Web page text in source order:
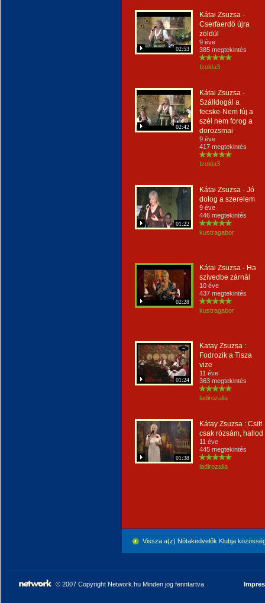
02:53
Kátai Zsuzsa -
Cserfaerdő újra
zöldül
9 éve
385 megtekintés
Izolda3
02:42
Kátai Zsuzsa -
Szálldogál a
fecske-Nem fúj a
szél nem forog a
dorozsmai
9 éve
417 megtekintés
Izolda3
01:22
Kátai Zsuzsa - Jó
dolog a szerelem
9 éve
446 megtekintés
kustragabor
02:28
Kátai Zsuzsa - Ha
szívedbe zárnál
10 éve
437 megtekintés
kustragabor
01:24
Katay Zsuzsa :
Fodrozik a Tisza
vize
11 éve
363 megtekintés
ladirozalia
01:38
Kátay Zsuzsa : Csitt
csak rózsám, hallod
11 éve
445 megtekintés
ladirozalia
Vissza a(z) Nótakedvelők Klubja
© 2007 Copyright Network.hu Minden jog fenntartva.